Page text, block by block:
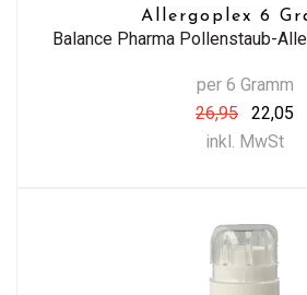
Allergoplex 6
Balance Pharma Pollenstaub-
per 6 Gramm
26,95
22,05
inkl. MwSt